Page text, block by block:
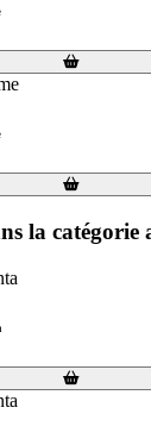
la catégorie